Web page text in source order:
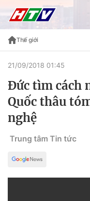
Thế giới
21/09/2018 01:45
Đức tìm cách
Quốc thâu
nghệ
Trung tâm Tin tức